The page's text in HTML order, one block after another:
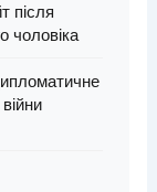
після
чоловіка